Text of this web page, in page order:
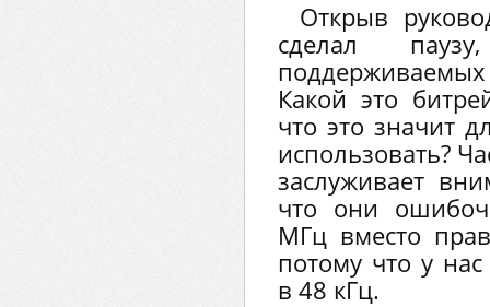
Открыв
сделал
Какой это
что это значит
использовать?
заслуживает
что они
МГц вместо
потому что у нас
в 48 кГц.